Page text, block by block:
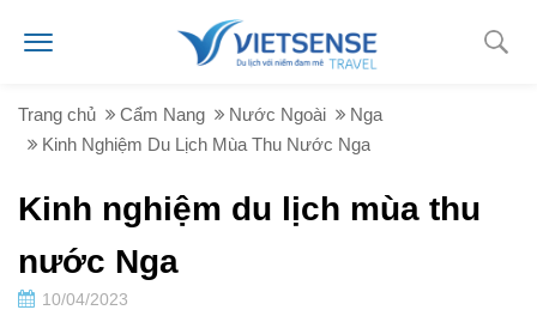
Trang chủ Cẩm Nang Nước Ngoài
Nga
Kinh Nghiệm Du Lịch Mùa Thu Nước Nga
Kinh nghiệm du lịch mùa thu
nước Nga
10/04/2023